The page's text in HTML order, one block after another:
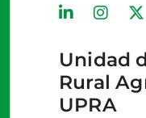
Unidad
Rural
UPRA